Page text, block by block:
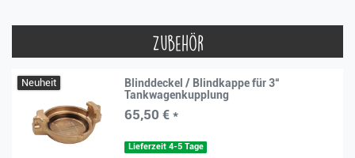
Zubehör
Neuheit
Blinddeckel / Blindkappe für 3“
Tankwagenkupplung
65,50 € *
Lieferzeit 4-5 Tage